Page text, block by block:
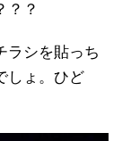
？？
ラシを貼っち
しょ。ひど